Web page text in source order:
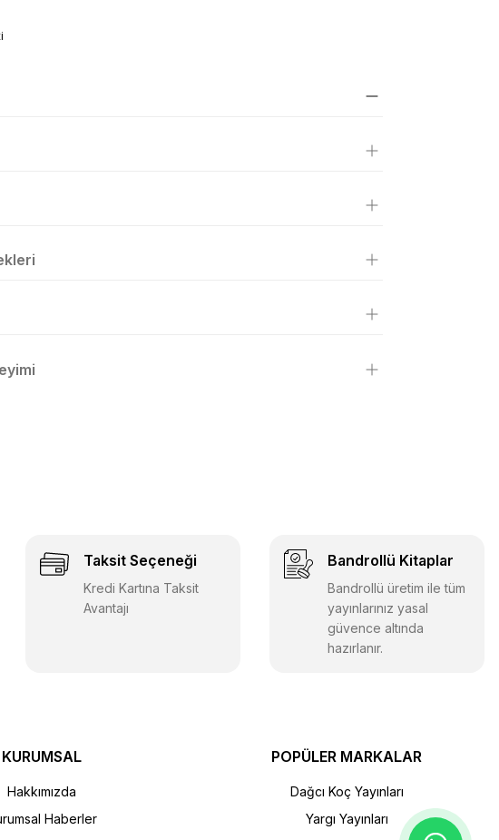
Taksit Seçeneği
Kredi Kartına Taksit
Avantajı
Bandrollü Kitaplar
Bandrollü üretim ile tüm
yayınlarınız yasal
güvence altında
hazırlanır.
KURUMSAL
Hakkımızda
Haberler
POPÜLER MARKALAR
Dağcı Koç Yayınları
Yargı Yayınları